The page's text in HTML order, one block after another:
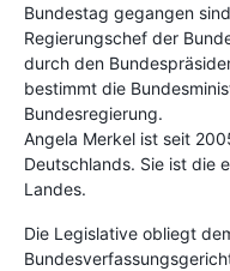
Bundestag gegangen
Regierungschef der
durch den
bestimmt die
Bundesregierung.
Angela Merkel ist seit
Deutschlands. Sie ist die
Landes.
Die Legislative obliegt